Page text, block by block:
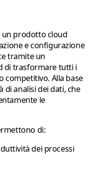
un prodotto cloud
e configurazione
tramite un
di trasformare tutti i
competitivo. Alla base
di analisi dei dati, che
le
di:
dei processi